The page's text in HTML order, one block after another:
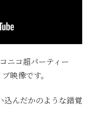
ニコ超パーティー
映像です。
込んだかのような錯覚